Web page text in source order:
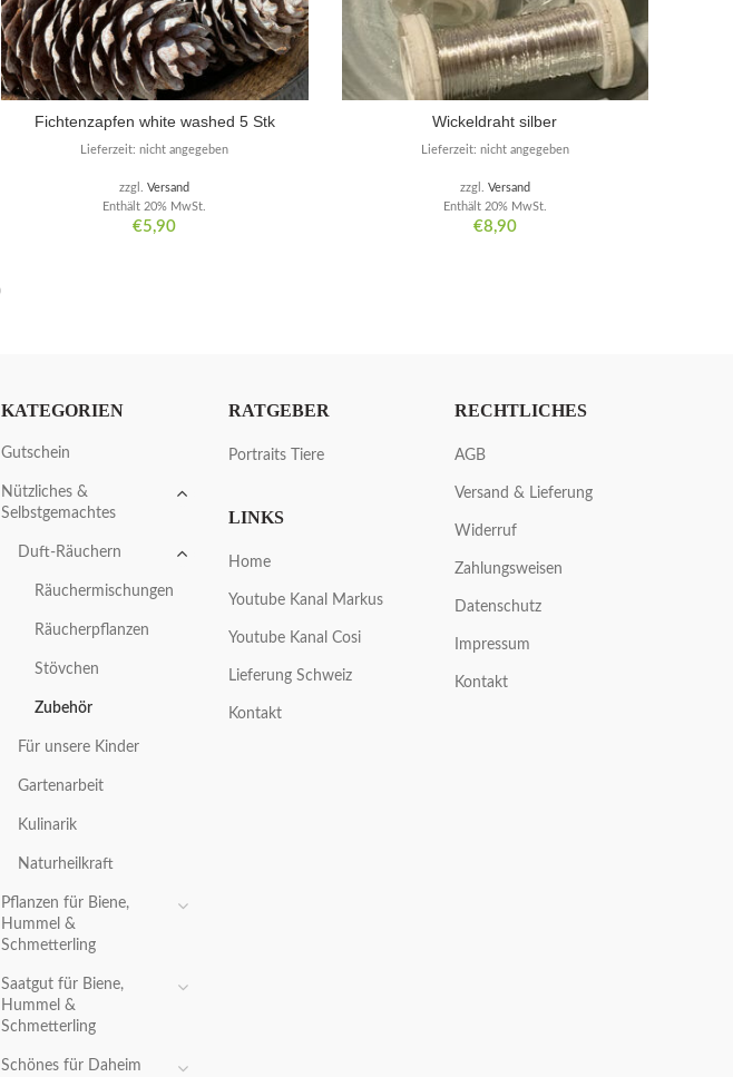
Fichtenzapfen white washed 5 Stk
€5,90
Enthält 20% MwSt.
zzgl.Versand
Lieferzeit: nicht angegeben
Wickeldraht silber
€8,90
Enthält 20% MwSt.
zzgl. Versand
Lieferzeit: nicht angegeben
KATEGORIEN
Gutschein
Nützliches &
Selbstgemachtes
Duft-Räuchern
Räuchermischungen
Räucherpflanzen
Stövchen
Zubehör
Für unsere Kinder
Gartenarbeit
Kulinarik
Naturheilkraft
Pflanzen für Biene,
Hummel &
Schmetterling
Saatgut für Biene,
Hummel &
Schmetterling
Schönes für Daheim
RATGEBER
Portraits Tiere
LINKS
Home
Youtube Kanal Markus
Youtube Kanal Cosi
Lieferung Schweiz
Kontakt
RECHTLICHES
AGB
Versand & Lieferung
Widerruf
Zahlungsweisen
Datenschutz
Impressum
Kontakt